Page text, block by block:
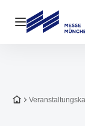
Navigation
Zur Startseite